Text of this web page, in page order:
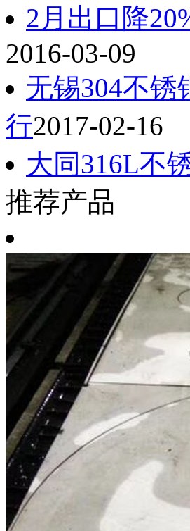
2月出口降
2016-03-09
无锡304不
行2017-02-16
大同316L不
推荐产品